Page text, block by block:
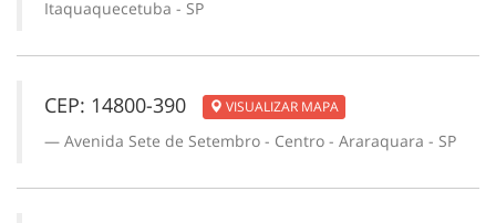
Itaquaquecetuba - SP
CEP: 14800-390 VISUALIZAR MAPA
Avenida Sete de Setembro - Centro - Araraquara - SP